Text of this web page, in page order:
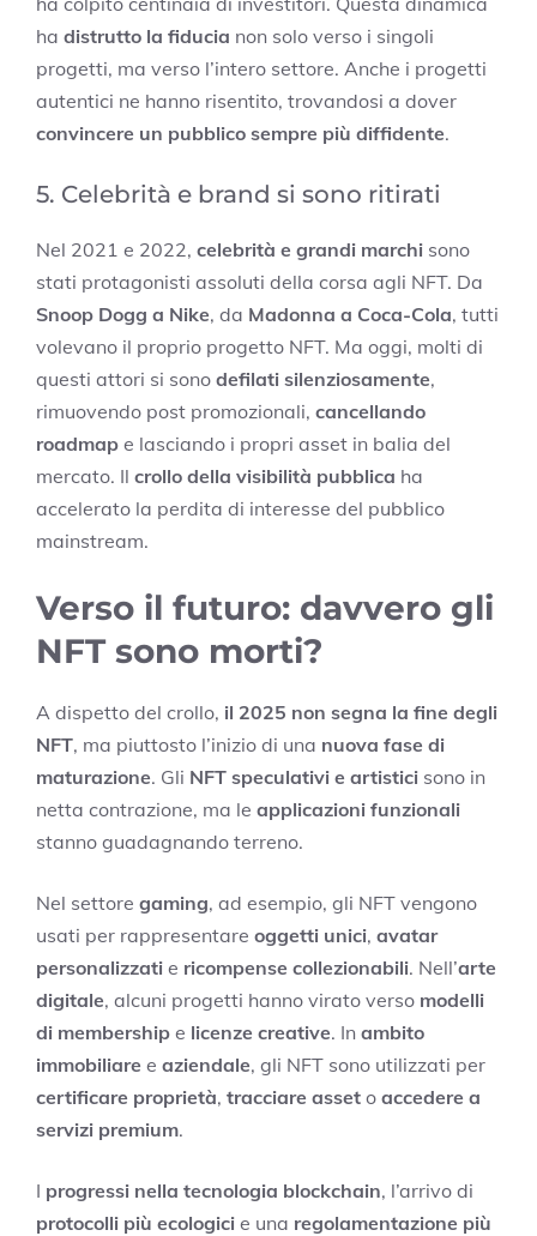
ha distrutto la fiducia non solo verso i singoli
progetti, ma verso l’intero settore. Anche i progetti
autentici ne hanno risentito, trovandosi a dover
convincere un pubblico sempre più diffidente.
5. Celebrità e brand si sono ritirati
Nel 2021 e 2022, celebrità e grandi marchi sono
stati protagonisti assoluti della corsa agli NFT. Da
Snoop Dogg a Nike, da Madonna a Coca-Cola, tutti
volevano il proprio progetto NFT. Ma oggi, molti di
questi attori si sono defilati silenziosamente,
rimuovendo post promozionali, cancellando
roadmap e lasciando i propri asset in balia del
mercato. Il crollo della visibilità pubblica ha
accelerato la perdita di interesse del pubblico
mainstream.
Verso il futuro: davvero gli
NFT sono morti?
A dispetto del crollo, il 2025 non segna la fine degli
NFT, ma piuttosto l’inizio di una nuova fase di
maturazione. Gli NFT speculativi e artistici sono in
netta contrazione, ma le applicazioni funzionali
stanno guadagnando terreno.
Nel settore gaming, ad esempio, gli NFT vengono
usati per rappresentare oggetti unici, avatar
personalizzati e ricompense collezionabili. Nell’arte
digitale, alcuni progetti hanno virato verso modelli
di membership e licenze creative. In ambito
immobiliare e aziendale, gli NFT sono utilizzati per
certificare proprietà, tracciare asset o accedere a
servizi premium.
I progressi nella tecnologia blockchain, l’arrivo di
protocolli più ecologici e una regolamentazione più